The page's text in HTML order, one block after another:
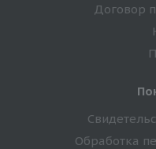
Договор
Обработка